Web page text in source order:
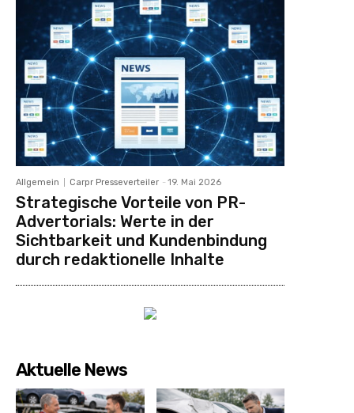
Allgemein Carpr Presseverteiler - 19. Mai 2026
Strategische Vorteile von PR-
Advertorials: Werte in der
Sichtbarkeit und Kundenbindung
durch redaktionelle Inhalte
Aktuelle News